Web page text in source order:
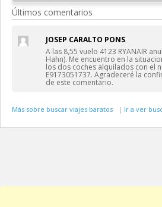
Últimos comentarios
JOSEP CARALTO PONS
A las 8,55 vuelo 4123 RYANAIR
Hahn). Me encuentro en la
los dos coches alquilados con el
E9173051737. Agradeceré la
de este comentario.
Más sobre buscar viajes baratos | Ir a